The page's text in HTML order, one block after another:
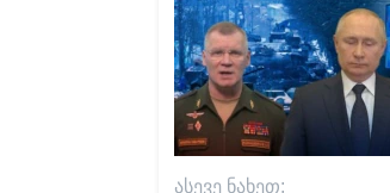
ᲐᲡᲔᲕᲔ ᲜᲐᲮᲔᲗ: